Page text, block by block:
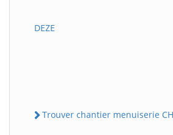
DEZE
Trouver chantier menuiserie